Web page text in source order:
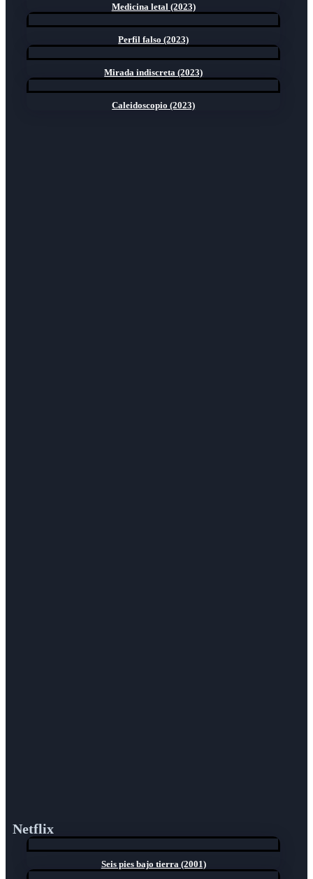
Medicina letal (2023)
Perfil falso (2023)
Mirada indiscreta (2023)
Caleidoscopio (2023)
Netflix
Seis pies bajo tierra (2001)